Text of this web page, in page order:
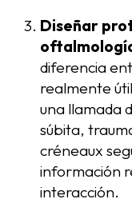
Diseñar
diferencia
realmente
una llamada
súbita,
créneaux
información
interacción.